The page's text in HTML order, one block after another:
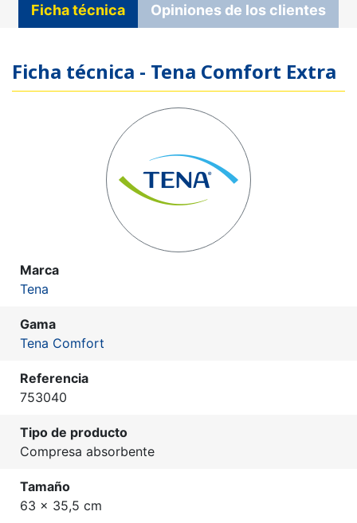
Ficha técnica Opiniones de los clientes
Ficha técnica - Tena Comfort Extra
Marca
Tena
Gama
Tena Comfort
Referencia
753040
Tipo de producto
Compresa absorbente
Tamaño
63 x 35,5 cm